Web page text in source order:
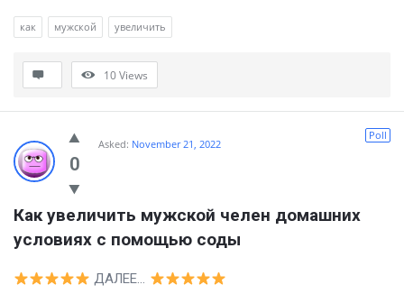
как мужской увеличить
10Views
0
Poll
Asked: November 21, 2022
Как увеличить мужской челен домашних
условиях с помощью соды
ДАЛЕЕ…